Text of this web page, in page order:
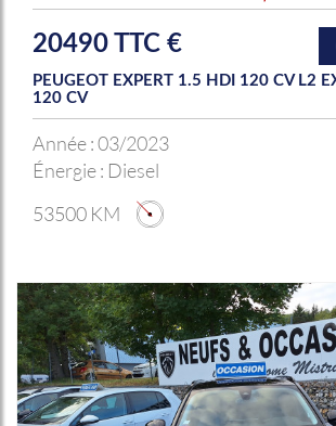
20490 TTC €
PEUGEOT EXPERT 1.5 HDI 120 CV L2
120 CV
Année :03/2023
Énergie : Diesel
53500 KM